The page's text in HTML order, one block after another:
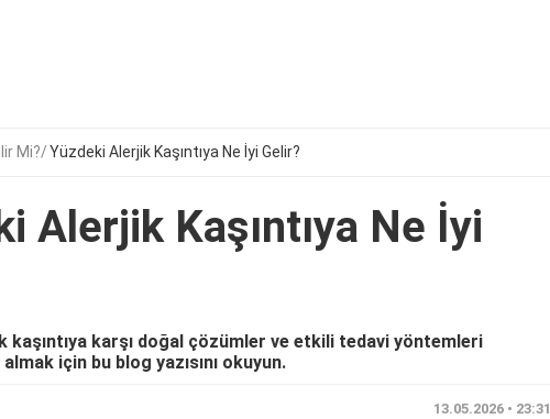
Mi? Yüzdeki Alerjik Kaşıntıya Ne İyi Gelir?
Alerjik Kaşıntıya Ne İyi
kaşıntıya karşı doğal çözümler ve etkili tedavi yöntemleri
için bu blog yazısını okuyun.
13.05.2026 • 23:31